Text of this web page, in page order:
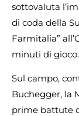
sottovaluta
di coda della
Farmitalia”
minuti di gioco.
Sul campo,
Buchegger, la
prime battute